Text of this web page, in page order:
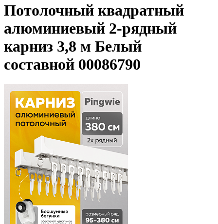
Потолочный квадратный
алюминиевый 2-рядный
карниз 3,8 м Белый
составной 00086790